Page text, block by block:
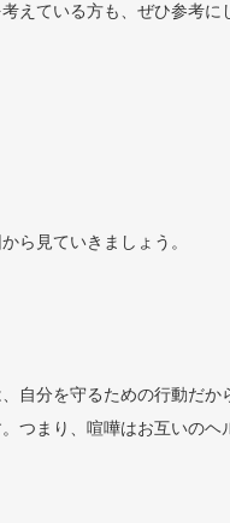
えている方も、ぜひ参考に
ら見ていきましょう。
自分を守るための行動だ
つまり、喧嘩はお互いのヘ